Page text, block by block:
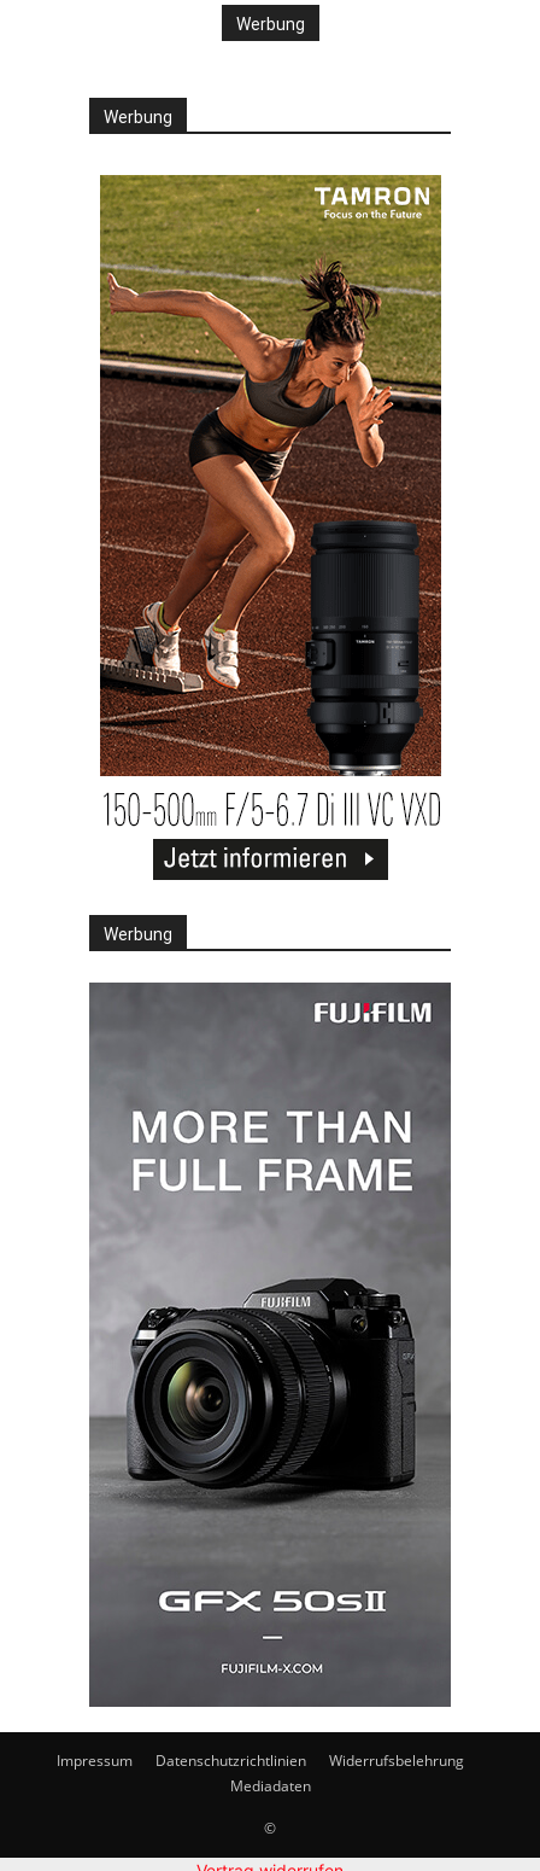
Werbung
Werbung
Werbung
Impressum Datenschutzrichtlinien
Widerrufsbelehrung
Mediadaten
©